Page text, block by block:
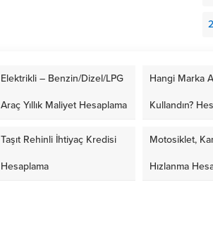
Elektrikli – Benzin/Dizel/LPG
Araç Yıllık Maliyet Hesaplama
Hangi Marka
Kullandın?
Taşıt Rehinli İhtiyaç Kredisi
Hesaplama
Motosiklet,
Hızlanma